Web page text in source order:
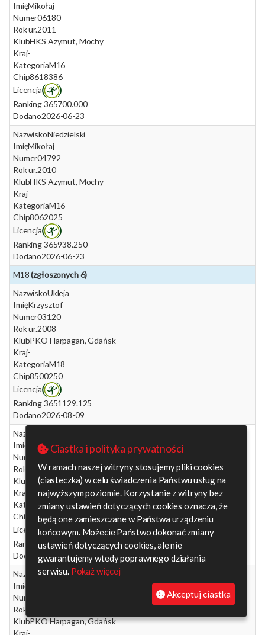
ImięMikołaj
Numer06180
Rok ur.2011
KlubHKS Azymut, Mochy
Kraj-
KategoriaM16
Chip8618386
Licencja
Ranking 365700.000
Dodano2026-06-23
NazwiskoNiedzielski
ImięMikołaj
Numer04792
Rok ur.2010
KlubHKS Azymut, Mochy
Kraj-
KategoriaM16
Chip8062025
Licencja
Ranking 365938.250
Dodano2026-06-23
M18(zgłoszonych 6)
NazwiskoUkleja
ImięKrzysztof
Numer03120
Rok ur.2008
KlubPKO Harpagan, Gdańsk
Kraj-
KategoriaM18
Chip8500250
Licencja
Ranking 3651129.125
Dodano2026-08-09
Nazwisko
Imię
Witold
Numer
04804
Rok ur. 2009
Klub
PKO Harpagan, Gdańsk
Kraj
KategoriaM18
Chip
8230409
Licencja
Ranking 3651084.500
Dodano2026-08-09
NazwiskoDziatlau
Imię
Numer
Rok ur.
KlubPKO Harpagan, Gdańsk
Ciastka i polityka prywatności
W ramach naszej witryny stosujemy pliki cookies
(ciasteczka) w celu świadczenia Państwu usług na
najwyższym poziomie. Korzystanie z witryny bez
zmiany ustawień dotyczących cookies oznacza, że
będą one zamieszczane w Państwa urządzeniu
końcowym. Możecie Państwo dokonać zmiany
ustawień dotyczących cookies, ale nie
gwarantujemy wtedy poprawnego działania
serwisu. Pokaż więcej
Akceptuj ciastka